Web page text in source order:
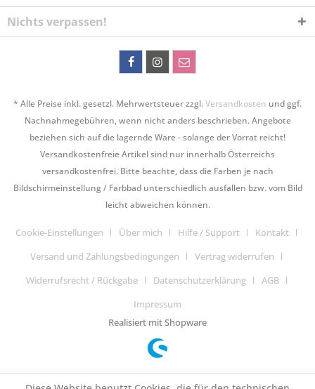
Nichts verpassen!
* Alle Preise inkl. gesetzl. Mehrwertsteuer zzgl.Versandkosten und ggf.
Nachnahmegebühren, wenn nicht anders beschrieben. Angebote
beziehen sich auf die lagernde Ware - solange der Vorrat reicht!
Versandkostenfreie Artikel sind nur innerhalb Österreichs
versandkostenfrei. Bitte beachte, dass die Farben je nach
Bildschirmeinstellung / Farbbad unterschiedlich ausfallen bzw. vom Bild
leicht abweichen können.
Cookie-Einstellungen Über mich Hilfe / Support
Kontakt
Versand und Zahlungsbedingungen
Vertrag widerrufen
Widerrufsrecht / Rückgabe
Datenschutzerklärung
AGB
Impressum
Realisiert mit Shopware